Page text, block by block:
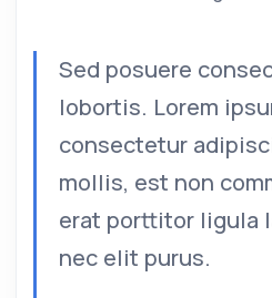
Sed posuere
lobortis. Lorem
consectetur
mollis, est non
erat porttitor ligula
nec elit purus.